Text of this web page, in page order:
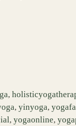
,
, yinyoga,
, yogaonline,